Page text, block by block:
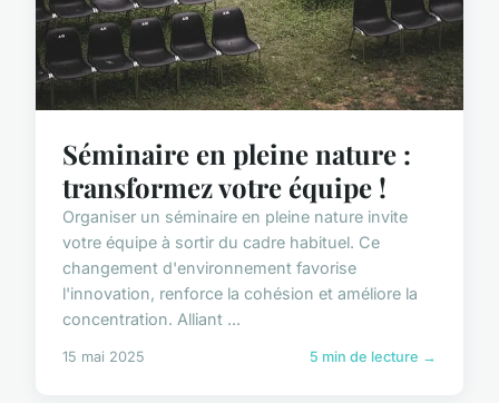
Séminaire en pleine nature :
transformez votre équipe !
Organiser un séminaire en pleine nature invite
votre équipe à sortir du cadre habituel. Ce
changement d'environnement favorise
l'innovation, renforce la cohésion et améliore la
concentration. Alliant ...
15 mai 2025 5 min de lecture →